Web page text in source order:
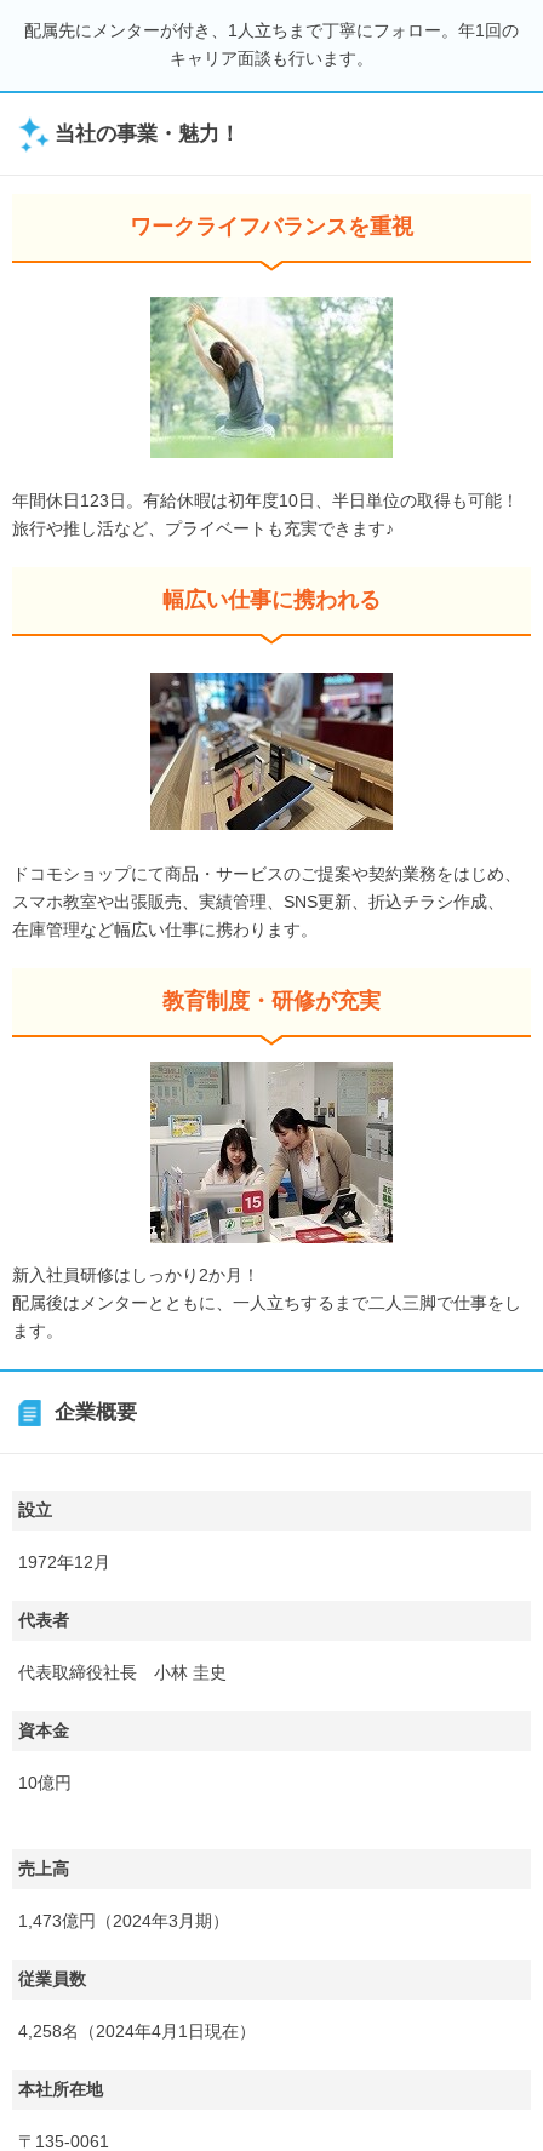
配属先にメンターが付き、1人立ちまで丁寧にフォロー。年1回の
キャリア面談も行います。
当社の事業・魅力！
ワークライフバランスを重視
年間休日123日。有給休暇は初年度10日、半日単位の取得も可能！
旅行や推し活など、プライベートも充実できます♪
幅広い仕事に携われる
ドコモショップにて商品・サービスのご提案や契約業務をはじめ、
スマホ教室や出張販売、実績管理、SNS更新、折込チラシ作成、
在庫管理など幅広い仕事に携わります。
教育制度・研修が充実
新入社員研修はしっかり2か月！
配属後はメンターとともに、一人立ちするまで二人三脚で仕事をし
ます。
企業概要
設立
1972年12月
代表者
代表取締役社長 小林 圭史
資本金
10億円
売上高
1,473億円（2024年3月期）
従業員数
4,258名（2024年4月1日現在）
本社所在地
〒135-0061